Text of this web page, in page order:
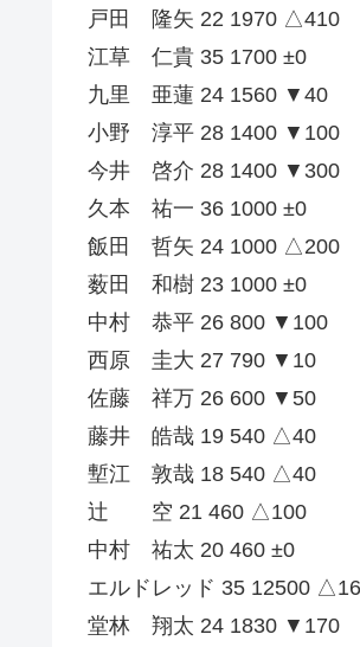
戸田 隆矢 22 1970 △410
江草 仁貴 35 1700 ±0
九里 亜蓮 24 1560 ▼40
小野 淳平 28 1400 ▼100
今井 啓介 28 1400 ▼300
久本 祐一 36 1000 ±0
飯田 哲矢 24 1000 △200
薮田 和樹 23 1000 ±0
中村 恭平 26 800 ▼100
西原 圭大 27 790 ▼10
佐藤 祥万 26 600 ▼50
藤井 皓哉 19 540 △40
塹江 敦哉 18 540 △40
辻 空 21 460 △100
中村 祐太 20 460 ±0
エルドレッド 35 12500
堂林 翔太 24 1830 ▼170